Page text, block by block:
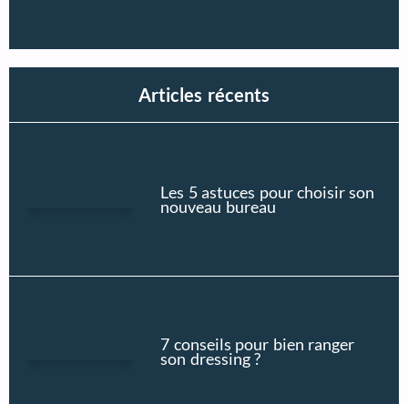
Articles récents
Les 5 astuces pour choisir son
nouveau bureau
7 conseils pour bien ranger
son dressing ?